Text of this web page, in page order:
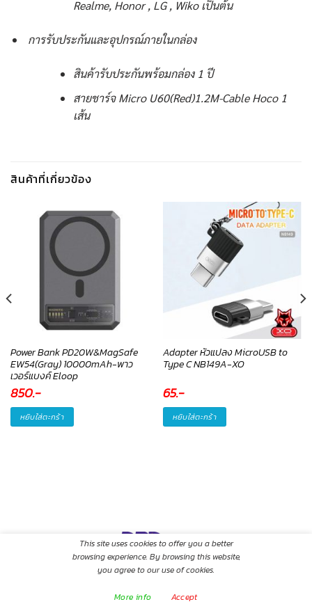
Realme, Honor , LG , Wiko เป็นต้น
การรับประกันและอุปกรณ์ภายในกล่อง
สินค้ารับประกันพร้อมกล่อง 1 ปี
สายชาร์จ Micro U60(Red)1.2M-Cable Hoco 1
เส้น
สินค้าที่เกี่ยวข้อง
Power Bank PD20W&MagSafe
EW54(Gray) 10000mAh-พาว
เวอร์แบงค์ Eloop
850.-
หยิบใส่ตะกร้า
Adapter หัวแปลง MicroUSB to
Type C NB149A-XO
65.-
หยิบใส่ตะกร้า
Copyright 2026 ©Hoco Original (Thailand) Co., Ltd. All rights
reserved.
This site uses cookies to offer you a better
browsing experience. By browsing this website,
you agree to our use of cookies.
More info Accept